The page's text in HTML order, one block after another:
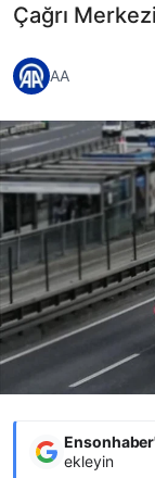
Çağrı
AA
ekleyin